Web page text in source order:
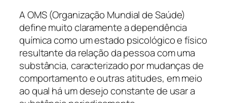
A OMS (Organização Mundial de Saúde)
define muito claramente a dependência
química como um estado psicológico e físico
resultante da relação da pessoa com uma
substância, caracterizado por mudanças de
comportamento e outras atitudes, em meio
ao qual há um desejo constante de usar a